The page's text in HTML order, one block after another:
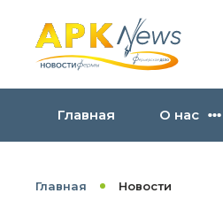
Главная О нас
Главная Новости